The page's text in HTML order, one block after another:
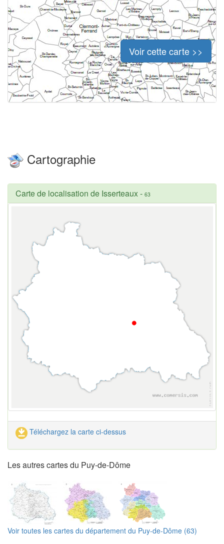
Voir cette carte >>
Cartographie
Carte de localisation de Isserteaux- 63
Téléchargez la carte ci-dessus
Les autres cartes du Puy-de-Dôme
Voir toutes les cartes du département du Puy-de-Dôme (63)